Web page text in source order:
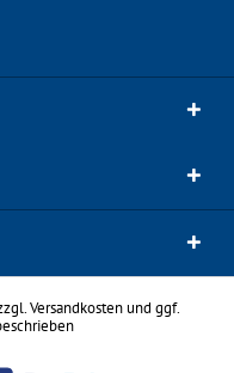
Versandkostenund ggf.